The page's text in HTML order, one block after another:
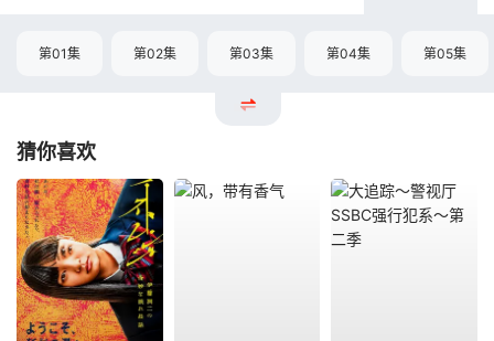
第01集 第02集 第03集 第04集 第05集
猜你喜欢